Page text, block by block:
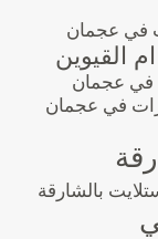
في عجمان
القيوين
عجمان
في عجمان
بالشارقة